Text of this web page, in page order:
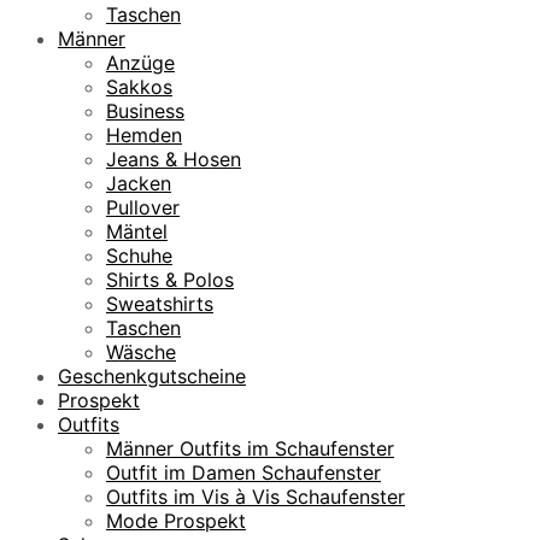
:
0
9
,
9
5
€
Taschen
Männer
Anzüge
Sakkos
Business
Hemden
Jeans & Hosen
Jacken
Pullover
Mäntel
Schuhe
Shirts & Polos
Sweatshirts
Taschen
Wäsche
Geschenkgutscheine
Prospekt
Outfits
Männer Outfits im Schaufenster
Outfit im Damen Schaufenster
Outfits im Vis à Vis Schaufenster
Mode Prospekt